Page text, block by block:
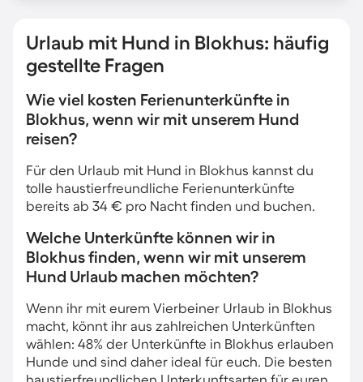
Urlaub mit Hund in Blokhus: häufig
gestellte Fragen
Wie viel kosten Ferienunterkünfte in
Blokhus, wenn wir mit unserem Hund
reisen?
Für den Urlaub mit Hund in Blokhus kannst du
tolle haustierfreundliche Ferienunterkünfte
bereits ab 34 € pro Nacht finden und buchen.
Welche Unterkünfte können wir in
Blokhus finden, wenn wir mit unserem
Hund Urlaub machen möchten?
Wenn ihr mit eurem Vierbeiner Urlaub in Blokhus
macht, könnt ihr aus zahlreichen Unterkünften
wählen: 48% der Unterkünfte in Blokhus erlauben
Hunde und sind daher ideal für euch. Die besten